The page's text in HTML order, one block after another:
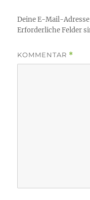
Deine E-Mail-
Erforderliche Felder
KOMMENTAR *